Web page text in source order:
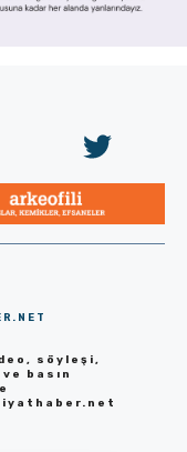
söyleşi,
basın